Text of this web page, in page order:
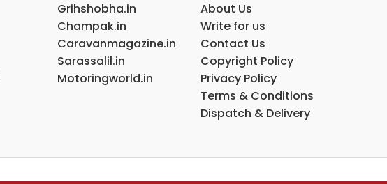
Grihshobha.in
Champak.in
Caravanmagazine.in
Sarassalil.in
Motoringworld.in
About Us
Write for us
Contact Us
Copyright Policy
Privacy Policy
Terms & Conditions
Dispatch & Delivery